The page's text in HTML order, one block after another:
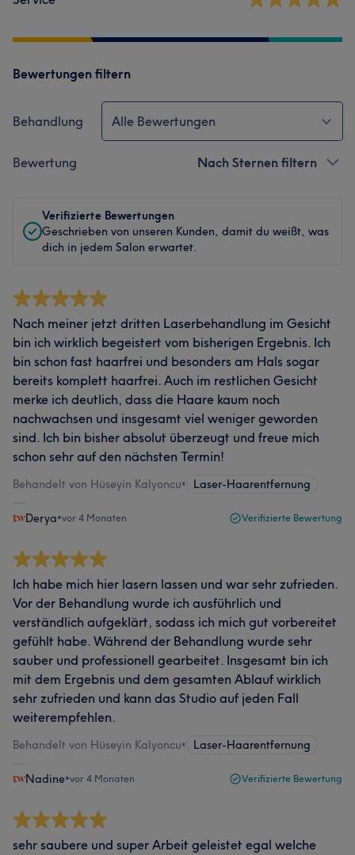
Bewertungen filtern
Behandlung Alle Bewertungen
Bewertung Nach Sternen filtern
Verifizierte Bewertungen
Geschrieben von unseren Kunden, damit du weißt, was
dich in jedem Salon erwartet.
Nach meiner jetzt dritten Laserbehandlung im Gesicht
bin ich wirklich begeistert vom bisherigen Ergebnis. Ich
bin schon fast haarfrei und besonders am Hals sogar
bereits komplett haarfrei. Auch im restlichen Gesicht
merke ich deutlich, dass die Haare kaum noch
nachwachsen und insgesamt viel weniger geworden
sind. Ich bin bisher absolut überzeugt und freue mich
schon sehr auf den nächsten Termin!
Behandelt von Hüseyin Kalyoncu• Laser-Haarentfernung
Derya•vor 4 Monaten Verifizierte Bewertung
Ich habe mich hier lasern lassen und war sehr zufrieden.
Vor der Behandlung wurde ich ausführlich und
verständlich aufgeklärt, sodass ich mich gut vorbereitet
gefühlt habe. Während der Behandlung wurde sehr
sauber und professionell gearbeitet. Insgesamt bin ich
mit dem Ergebnis und dem gesamten Ablauf wirklich
sehr zufrieden und kann das Studio auf jeden Fall
weiterempfehlen.
Behandelt von Hüseyin Kalyoncu• Laser-Haarentfernung
Nadine•vor 4 Monaten Verifizierte Bewertung
sehr saubere und super Arbeit geleistet egal welche